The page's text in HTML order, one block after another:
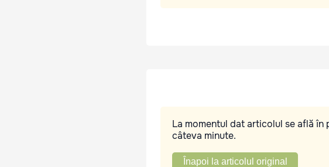
La momentul dat articolul se află
câteva minute.
Înapoi la articolul original